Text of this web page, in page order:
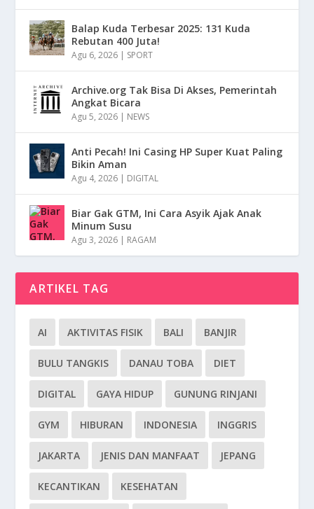
Balap Kuda Terbesar 2025: 131 Kuda
Rebutan 400 Juta!
Agu 6, 2026 | SPORT
Archive.org Tak Bisa Di Akses, Pemerintah
Angkat Bicara
Agu 5, 2026 | NEWS
Anti Pecah! Ini Casing HP Super Kuat Paling
Bikin Aman
Agu 4, 2026 | DIGITAL
Biar Gak GTM, Ini Cara Asyik Ajak Anak
Minum Susu
Agu 3, 2026 | RAGAM
ARTIKEL TAG
AI AKTIVITAS FISIK BALI BANJIR
BULU TANGKIS DANAU TOBA DIET
DIGITAL GAYA HIDUP GUNUNG RINJANI
GYM HIBURAN INDONESIA INGGRIS
JAKARTA JENIS DAN MANFAAT JEPANG
KECANTIKAN KESEHATAN